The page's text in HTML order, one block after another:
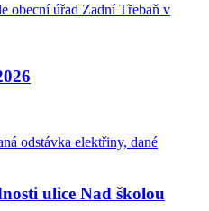
obecní úřad Zadní Třebaň v
odstávka elektřiny, dané
ulice Nad školou